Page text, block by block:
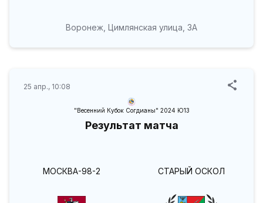
Воронеж, Цимлянская улица, 3А
25 апр., 10:08
"Весенний Кубок Согдианы" 2024 Ю13
Результат матча
МОСКВА-98-2 СТАРЫЙ ОСКОЛ